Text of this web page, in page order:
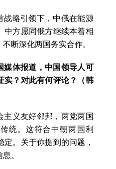
战略引领下，中俄在能源
中方愿同俄方继续本着相
断深化两国务实合作。
媒体报道，中国领导人可
实？对此有何评论？（韩
主义友好邻邦，两党两国
统。这符合中朝两国利
。关于你提到的问题，
。